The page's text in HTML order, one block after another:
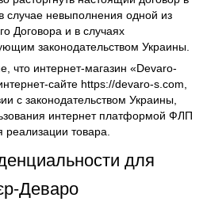
случае невыполнения одной из
Договора и в случаях
законодательством Украины.
интернет-магазин «Devaro-
сайте https://devaro-s.com
с законодательством Украины,
интернет платформой ФЛП
товара.
для
Деваро